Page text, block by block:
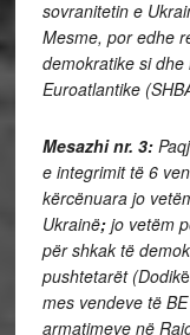
sovranitetin e
Mesme, por edhe
demokratike si
Euroatlantike
Mesazhi nr. 3:
e integrimit të 6
kërcënuara jo
Ukrainë;jo vetëm
për shkak të
pushtetarët (Dodikë
mes vendeve të
armatimeve në